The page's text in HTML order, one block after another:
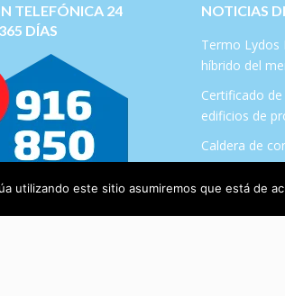
utilizando este sitio asumiremos que está de
TELEFÓNICA 24
DÍAS
NOTICIAS
Termo Lydos
híbrido del
Certificado
edificios de
Caldera de
Master 120
Plan Renove
Comunidad